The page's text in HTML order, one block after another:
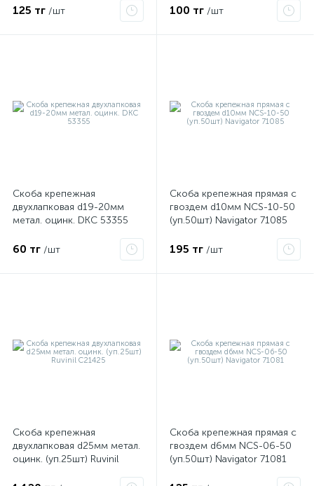
125 тг /шт 100 тг /шт
Скоба крепежная
двухлапковая d19-20мм
метал. оцинк. DKC 53355
60 тг /шт
Скоба крепежная прямая с
гвоздем d10мм NCS-10-50
(уп.50шт) Navigator 71085
195 тг /шт
Скоба крепежная
двухлапковая d25мм метал.
оцинк. (уп.25шт) Ruvinil
Скоба крепежная прямая с
гвоздем d6мм NCS-06-50
(уп.50шт) Navigator 71081